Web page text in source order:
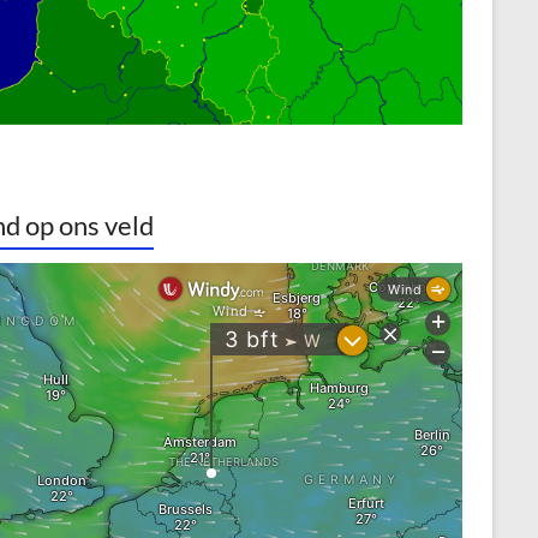
op ons veld